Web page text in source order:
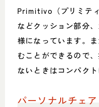
Primitivo（プリミテ
などクッション部分
様になっています。
むことができるので
ないときはコンパクト
パーソナルチェ